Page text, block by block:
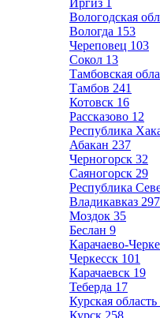
Иргиз 1
Вологодская
Вологда 153
Череповец 103
Сокол 13
Тамбовская
Тамбов 241
Котовск 16
Рассказово 12
Республика
Абакан 237
Черногорск 32
Саяногорск 29
Республика
Владикавказ 297
Моздок 35
Беслан 9
Карачаево-
Черкесск 101
Карачаевск 19
Теберда 17
Курская область
Курск 258